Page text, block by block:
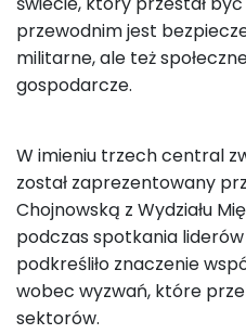
przewodnim jest
militarne, ale też
gospodarcze.
W imieniu trzech central
został zaprezentowany
Chojnowską z Wydziału
podczas spotkania liderów
podkreśliło znaczenie
wobec wyzwań, które
sektorów.